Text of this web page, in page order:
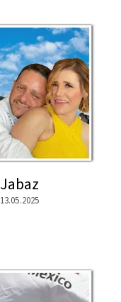
Jabaz
13.05.2025